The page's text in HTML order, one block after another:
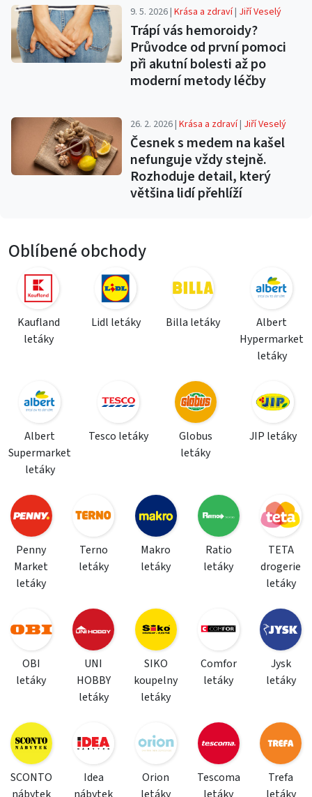
9. 5. 2026 |Krása a zdraví| Jiří Veselý
Trápí vás hemoroidy?
Průvodce od první pomoci
při akutní bolesti až po
moderní metody léčby
26. 2. 2026 |Krása a zdraví| Jiří Veselý
Česnek s medem na kašel
nefunguje vždy stejně.
Rozhoduje detail, který
většina lidí přehlíží
Oblíbené obchody
Kaufland
letáky
Lidl letáky Billa letáky
Albert
Hypermarket
letáky
Albert
Supermarket
letáky
Tesco letáky
Globus
letáky
JIP letáky
Penny
Market
letáky
Terno
letáky
Makro
letáky
Ratio
letáky
TETA
drogerie
letáky
OBI
letáky
UNI
HOBBY
letáky
SIKO
koupelny
letáky
Comfor
letáky
Jysk
letáky
SCONTO
nábytek
Idea
nábytek
Orion
letáky
Tescoma
letáky
Trefa
letáky